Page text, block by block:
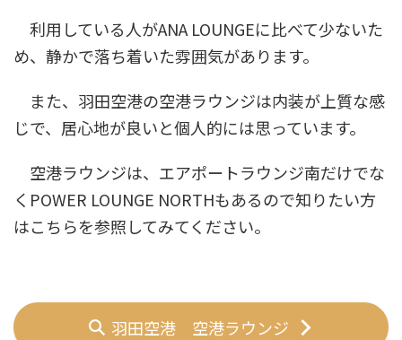
利用している人がANA LOUNGEに比べて少ないた
め、静かで落ち着いた雰囲気があります。
また、羽田空港の空港ラウンジは内装が上質な感
じで、居心地が良いと個人的には思っています。
空港ラウンジは、エアポートラウンジ南だけでな
くPOWER LOUNGE NORTHもあるので知りたい方
はこちらを参照してみてください。
羽田空港 空港ラウンジ